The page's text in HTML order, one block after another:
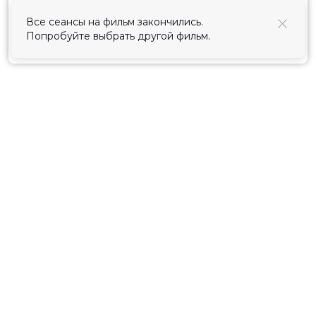
Все сеансы на фильм закончились.
Попробуйте выбрать другой фильм.
Принять